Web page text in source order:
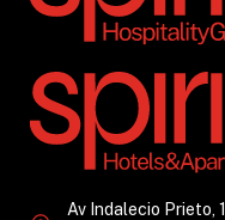
Av Indalecio Prieto, 1